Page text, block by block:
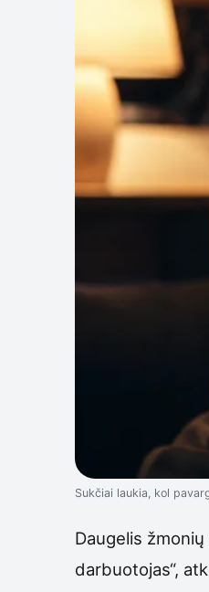
Sukčiai laukia, kol
Daugelis
darbuotojas“,